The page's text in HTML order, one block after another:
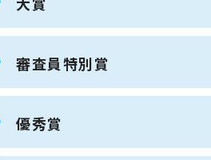
審査員特別賞
優秀賞